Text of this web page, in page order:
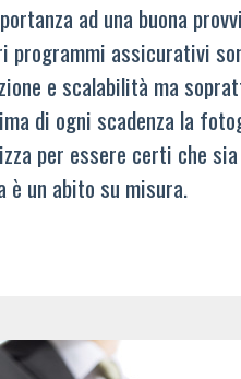
ad una buona
programmi assicurativi
e scalabilità ma
di ogni scadenza la
per essere certi che
è un abito su misura.